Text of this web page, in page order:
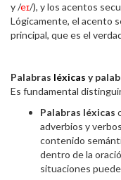
y /eɪ/), y los acentos
Lógicamente, el acento
principal, que es el
Palabras léxicas y
Es fundamental
Palabras léxicas
adverbios y
contenido
dentro de la
situaciones